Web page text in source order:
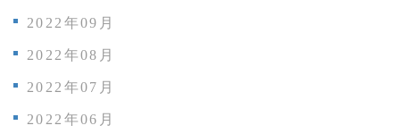
2022年09月
2022年08月
2022年07月
2022年06月